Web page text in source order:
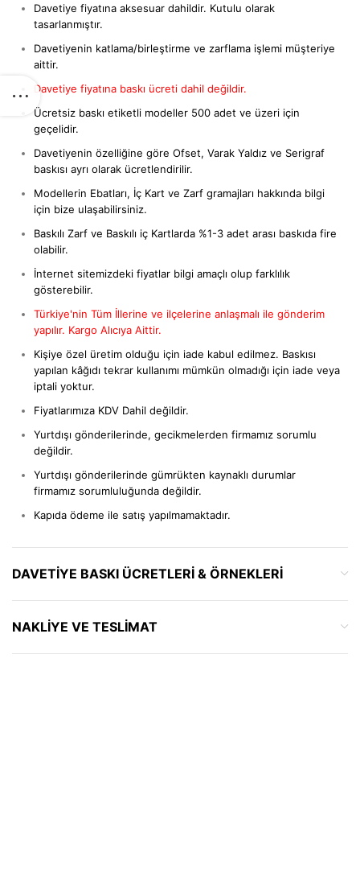
Davetiye fiyatına aksesuar dahildir. Kutulu olarak
tasarlanmıştır.
Davetiyenin katlama/birleştirme ve zarflama işlemi müşteriye
aittir.
Davetiye fiyatına baskı ücreti dahil değildir.
Ücretsiz baskı etiketli modeller 500 adet ve üzeri için
geçelidir.
Davetiyenin özelliğine göre Ofset, Varak Yaldız ve Serigraf
baskısı ayrı olarak ücretlendirilir.
Modellerin Ebatları, İç Kart ve Zarf gramajları hakkında bilgi
için bize ulaşabilirsiniz.
Baskılı Zarf ve Baskılı iç Kartlarda %1-3 adet arası baskıda fire
olabilir.
İnternet sitemizdeki fiyatlar bilgi amaçlı olup farklılık
gösterebilir.
Türkiye'nin Tüm İllerine ve ilçelerine anlaşmalı ile gönderim
yapılır. Kargo Alıcıya Aittir.
Kişiye özel üretim olduğu için iade kabul edilmez. Baskısı
yapılan kâğıdı tekrar kullanımı mümkün olmadığı için iade veya
iptali yoktur.
Fiyatlarımıza KDV Dahil değildir.
Yurtdışı gönderilerinde, gecikmelerden firmamız sorumlu
değildir.
Yurtdışı gönderilerinde gümrükten kaynaklı durumlar
firmamız sorumluluğunda değildir.
Kapıda ödeme ile satış yapılmamaktadır.
DAVETIYE BASKI ÜCRETLERI & ÖRNEKLERI
NAKLIYE VE TESLIMAT